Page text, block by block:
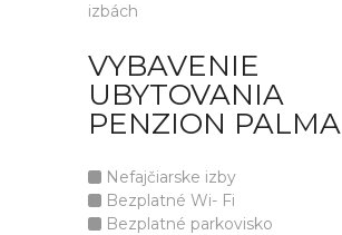
izbách
VYBAVENIE
UBYTOVANIA
PENZION PALMA
Nefajčiarske izby
Bezplatné Wi- Fi
Bezplatné parkovisko